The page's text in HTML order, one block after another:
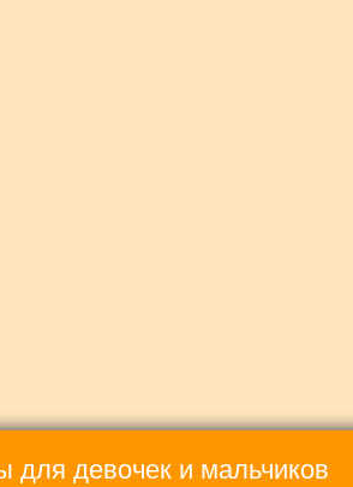
для девочек и мальчиков